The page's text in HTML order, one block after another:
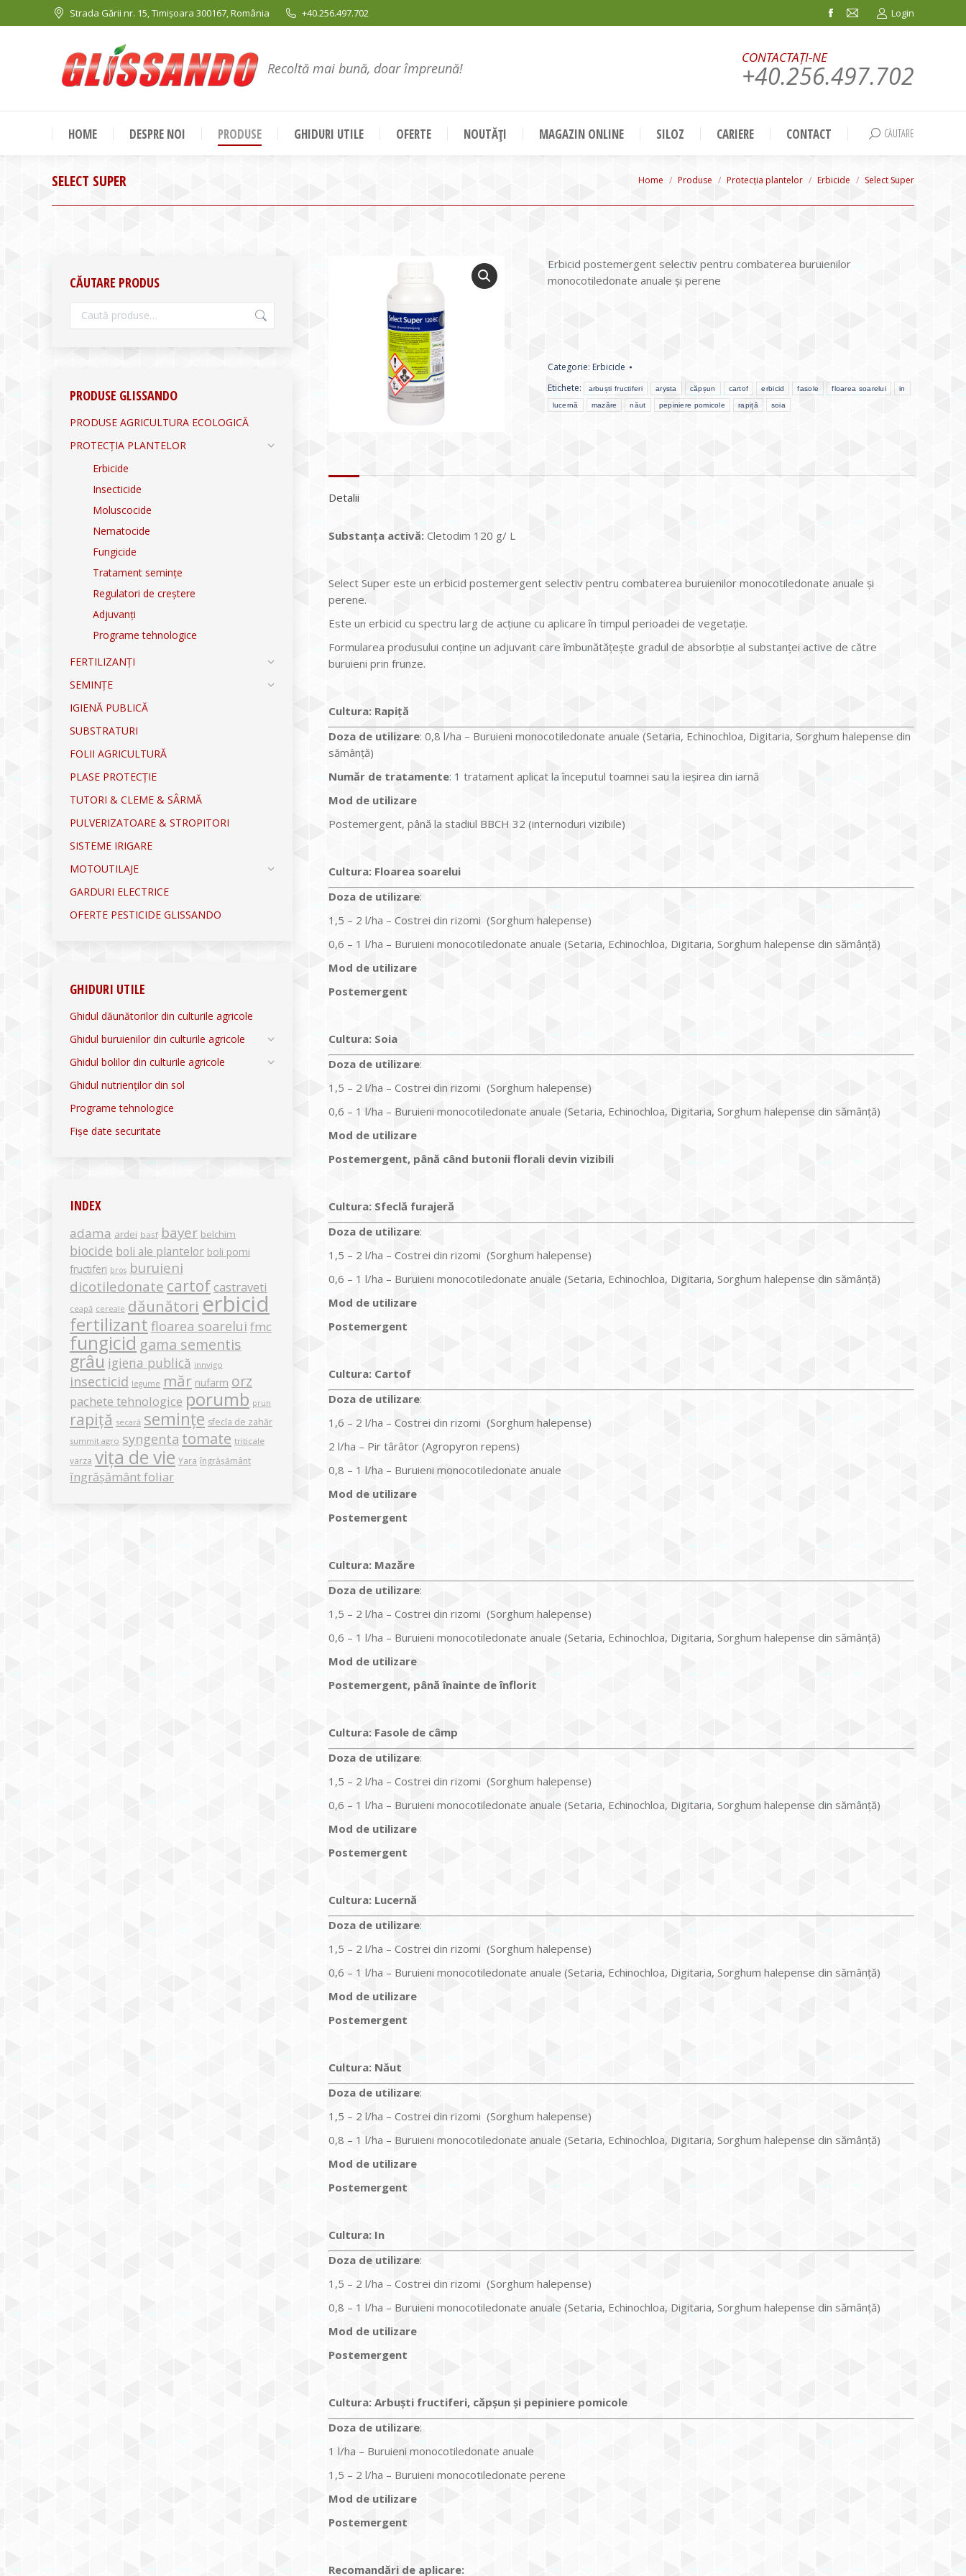
Strada Gării nr. 15, Timișoara 300167, România +40.256.497.702
Facebook
in
window
Mail
in
window
Login
Recoltă mai bună, doar împreună!
CONTACTAȚI-NE
+40.256.497.702
HOME DESPRE NOI PRODUSE GHIDURI UTILE OFERTE NOUTĂȚI MAGAZIN ONLINE SILOZ CARIERE CONTACT Search:
CĂUTARE
SELECT SUPER You are here:
Home Produse Protecția plantelor Erbicide Select Super
Erbicid postemergent selectiv pentru combaterea buruienilor
monocotiledonate anuale și perene
Categorie: Erbicide
Etichete:
arbuști fructiferi arysta căpșun cartof erbicid fasole floarea soarelui in
lucernă mazăre năut pepiniere pomicole rapiță soia
Detalii
Substanța activă: Cletodim 120 g/ L
Select Super este un erbicid postemergent selectiv pentru combaterea buruienilor monocotiledonate anuale și
perene.
Este un erbicid cu spectru larg de acțiune cu aplicare în timpul perioadei de vegetație.
Formularea produsului conține un adjuvant care îmbunătățește gradul de absorbție al substanței active de către
buruieni prin frunze.
Cultura: Rapiţă
Doza de utilizare: 0,8 l/ha – Buruieni monocotiledonate anuale (Setaria, Echinochloa, Digitaria, Sorghum halepense din
sămânță)
Număr de tratamente: 1 tratament aplicat la începutul toamnei sau la ieșirea din iarnă
Mod de utilizare
Postemergent, până la stadiul BBCH 32 (internoduri vizibile)
Cultura: Floarea soarelui
Doza de utilizare:
1,5 – 2 l/ha – Costrei din rizomi (Sorghum halepense)
0,6 – 1 l/ha – Buruieni monocotiledonate anuale (Setaria, Echinochloa, Digitaria, Sorghum halepense din sămânță)
Mod de utilizare
Postemergent
Cultura: Soia
Doza de utilizare:
1,5 – 2 l/ha – Costrei din rizomi (Sorghum halepense)
0,6 – 1 l/ha – Buruieni monocotiledonate anuale (Setaria, Echinochloa, Digitaria, Sorghum halepense din sămânță)
Mod de utilizare
Postemergent, până când butonii florali devin vizibili
Cultura: Sfeclă furajeră
Doza de utilizare:
1,5 – 2 l/ha – Costrei din rizomi (Sorghum halepense)
0,6 – 1 l/ha – Buruieni monocotiledonate anuale (Setaria, Echinochloa, Digitaria, Sorghum halepense din sămânță)
Mod de utilizare
Postemergent
Cultura: Cartof
Doza de utilizare:
1,6 – 2 l/ha – Costrei din rizomi (Sorghum halepense)
2 l/ha – Pir târâtor (Agropyron repens)
0,8 – 1 l/ha – Buruieni monocotiledonate anuale
Mod de utilizare
Postemergent
Cultura: Mazăre
Doza de utilizare:
1,5 – 2 l/ha – Costrei din rizomi (Sorghum halepense)
0,6 – 1 l/ha – Buruieni monocotiledonate anuale (Setaria, Echinochloa, Digitaria, Sorghum halepense din sămânță)
Mod de utilizare
Postemergent, până înainte de înflorit
Cultura: Fasole de câmp
Doza de utilizare:
1,5 – 2 l/ha – Costrei din rizomi (Sorghum halepense)
0,6 – 1 l/ha – Buruieni monocotiledonate anuale (Setaria, Echinochloa, Digitaria, Sorghum halepense din sămânță)
Mod de utilizare
Postemergent
Cultura: Lucernă
Doza de utilizare:
1,5 – 2 l/ha – Costrei din rizomi (Sorghum halepense)
0,6 – 1 l/ha – Buruieni monocotiledonate anuale (Setaria, Echinochloa, Digitaria, Sorghum halepense din sămânță)
Mod de utilizare
Postemergent
Cultura: Năut
Doza de utilizare:
1,5 – 2 l/ha – Costrei din rizomi (Sorghum halepense)
0,8 – 1 l/ha – Buruieni monocotiledonate anuale (Setaria, Echinochloa, Digitaria, Sorghum halepense din sămânță)
Mod de utilizare
Postemergent
Cultura: In
Doza de utilizare:
1,5 – 2 l/ha – Costrei din rizomi (Sorghum halepense)
0,8 – 1 l/ha – Buruieni monocotiledonate anuale (Setaria, Echinochloa, Digitaria, Sorghum halepense din sămânță)
Mod de utilizare
Postemergent
Cultura: Arbuști fructiferi, căpșun și pepiniere pomicole
Doza de utilizare:
1 l/ha – Buruieni monocotiledonate anuale
1,5 – 2 l/ha – Buruieni monocotiledonate perene
Mod de utilizare
Postemergent
Recomandări de aplicare:
CĂUTARE PRODUS
PRODUSE GLISSANDO
PRODUSE AGRICULTURA ECOLOGICĂ
PROTECȚIA PLANTELOR
Erbicide
Insecticide
Moluscocide
Nematocide
Fungicide
Tratament semințe
Regulatori de creștere
Adjuvanți
Programe tehnologice
FERTILIZANȚI
SEMINȚE
IGIENĂ PUBLICĂ
SUBSTRATURI
FOLII AGRICULTURĂ
PLASE PROTECȚIE
TUTORI & CLEME & SÂRMĂ
PULVERIZATOARE & STROPITORI
SISTEME IRIGARE
MOTOUTILAJE
GARDURI ELECTRICE
OFERTE PESTICIDE GLISSANDO
GHIDURI UTILE
Ghidul dăunătorilor din culturile agricole
Ghidul buruienilor din culturile agricole
Ghidul bolilor din culturile agricole
Ghidul nutrienților din sol
Programe tehnologice
Fișe date securitate
INDEX
adama ardei basf bayer belchim
biocide boli ale plantelor boli pomi
fructiferi bros buruieni
dicotiledonate cartof castraveti
ceapă cereale dăunători erbicid
fertilizant floarea soarelui fmc
fungicid gama sementis
grâu igiena publică innvigo
insecticid legume măr nufarm orz
pachete tehnologice porumb prun
rapiță secară semințe sfecla de zahăr
summit agro syngenta tomate triticale
varza vița de vie Yara îngrășământ
îngrășământ foliar